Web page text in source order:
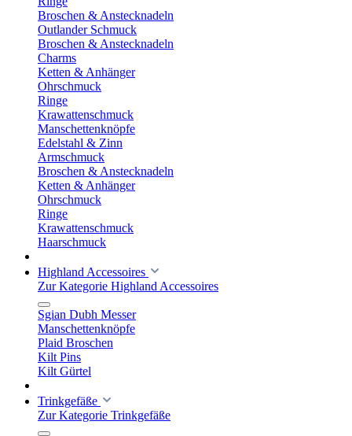
Broschen & Anstecknadeln
Outlander Schmuck
Broschen & Anstecknadeln
Charms
Ketten & Anhänger
Ohrschmuck
Ringe
Krawattenschmuck
Manschettenknöpfe
Edelstahl & Zinn
Armschmuck
Broschen & Anstecknadeln
Ketten & Anhänger
Ohrschmuck
Ringe
Krawattenschmuck
Haarschmuck
Highland Accessoires
Zur Kategorie Highland Accessoires
Sgian Dubh Messer
Manschettenknöpfe
Plaid Broschen
Kilt Pins
Kilt Gürtel
Trinkgefäße
Zur Kategorie Trinkgefäße